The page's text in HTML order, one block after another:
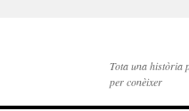
Tota una història
per conèixer